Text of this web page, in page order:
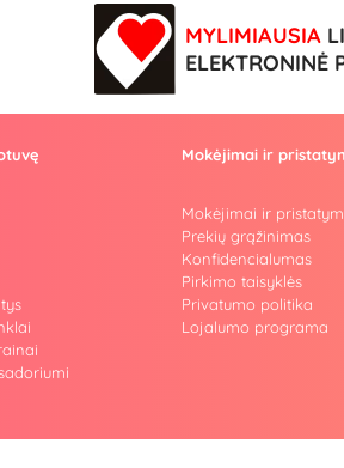
MYLIMIAUSIA
ELEKTRONINĖ
Mokėjimai ir
Mokėjimai ir
Prekių grąžinimas
Konfidencialumas
Pirkimo taisyklės
Privatumo politika
Lojalumo programa